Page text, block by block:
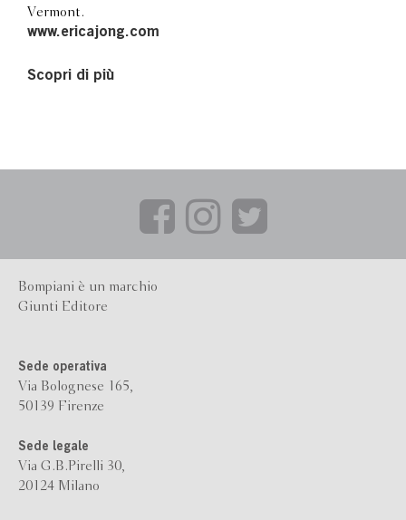
Vermont.
www.ericajong.com
Scopri di più
Bompiani è un marchio
Giunti Editore
Sede operativa
Via Bolognese 165,
50139 Firenze
Sede legale
Via G.B.Pirelli 30,
20124 Milano